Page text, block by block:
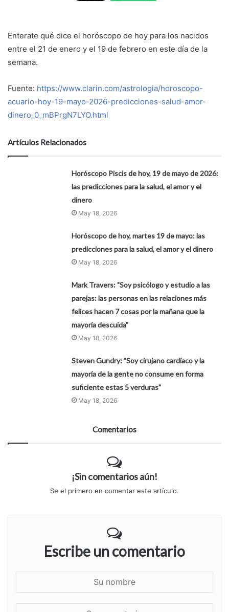
Enterate qué dice el horóscopo de hoy para los nacidos
entre el 21 de enero y el 19 de febrero en este día de la
semana.
Fuente: https://www.clarin.com/astrologia/horoscopo-
acuario-hoy-19-mayo-2026-predicciones-salud-amor-
dinero_0_mBPrgN7LYO.html
Artículos Relacionados
Horóscopo Piscis de hoy, 19 de mayo de 2026:
las predicciones para la salud, el amor y el
dinero
May 18, 2026
Horóscopo de hoy, martes 19 de mayo: las
predicciones para la salud, el amor y el dinero
May 18, 2026
Mark Travers: "Soy psicólogo y estudio a las
parejas: las personas en las relaciones más
felices hacen 7 cosas por la mañana que la
mayoría descuida"
May 18, 2026
Steven Gundry: "Soy cirujano cardíaco y la
mayoría de la gente no consume en forma
suficiente estas 5 verduras"
May 18, 2026
Comentarios
¡Sin comentarios aún!
Se el primero en comentar este artículo.
Escribe un comentario